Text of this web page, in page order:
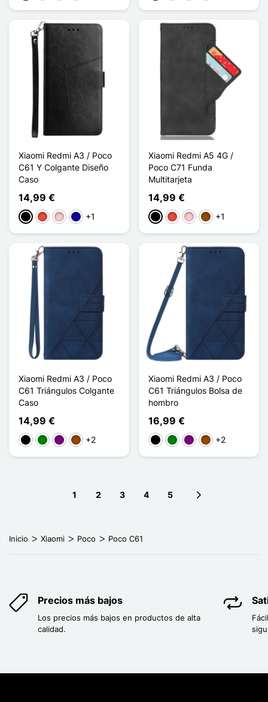
Xiaomi Redmi A3 / Poco
C61 Y Colgante Diseño
Caso
14,99 €
NegroRojoRosaAzul oscuro
+1
Xiaomi Redmi A5 4G /
Poco C71 Funda
Multitarjeta
14,99 €
NegroRojoRosaMarrón
+1
Xiaomi Redmi A3 / Poco
C61 Triángulos Colgante
Caso
14,99 €
NegroVerdePúrpuraMarrón
+2
Xiaomi Redmi A3 / Poco
C61 Triángulos Bolsa de
hombro
16,99 €
NegroVerdePúrpuraMarrón
+2
1 2 3 4 5
Inicio Xiaomi Poco Poco C61
Precios más bajos
Los precios más bajos en productos de alta
calidad.